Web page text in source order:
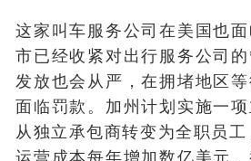
这家叫车服务公司在美国也
市已经收紧对出行服务公司
发放也会从严，在拥堵地区
面临罚款。加州计划实施一
从独立承包商转变为全职员
运营成本每年增加数亿美元